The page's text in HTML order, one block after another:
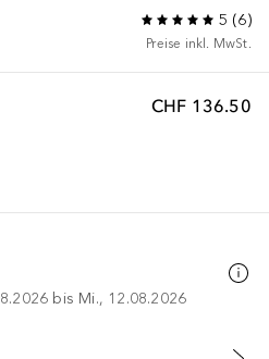
5 (6)
Preise inkl. MwSt.
CHF 136.50
bis Mi., 12.08.2026